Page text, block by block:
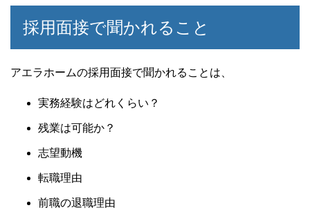
採用面接で聞かれること
アエラホームの採用面接で聞かれることは、
実務経験はどれくらい？
残業は可能か？
志望動機
転職理由
前職の退職理由